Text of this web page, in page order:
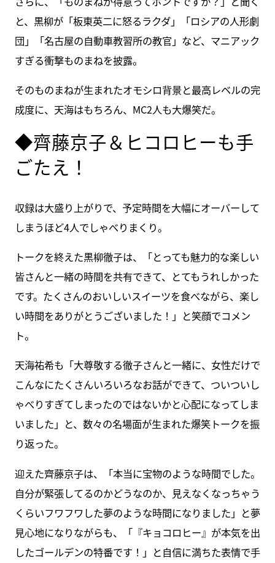
と、黒柳が「板東英二に怒るラクダ」「ロシアの人形劇
団」「名古屋の自動車教習所の教官」など、マニアック
すぎる衝撃ものまねを披露。
そのものまねが生まれたオモシロ背景と最高レベルの完
成度に、天海はもちろん、MC2人も大爆笑だ。
◆齊藤京子＆ヒコロヒーも手
ごたえ！
収録は大盛り上がりで、予定時間を大幅にオーバーして
しまうほど4人でしゃべりまくり。
トークを終えた黒柳徹子は、「とっても魅力的な楽しい
皆さんと一緒の時間を共有できて、とてもうれしかった
です。たくさんのおいしいスイーツを食べながら、楽し
い時間をありがとうございました！」と笑顔でコメン
ト。
天海祐希も「大尊敬する徹子さんと一緒に、女性だけで
こんなにたくさんいろいろなお話ができて、ついついし
ゃべりすぎてしまったのではないかと心配になってしま
いました」と、数々の名場面が生まれた爆笑トークを振
り返った。
迎えた齊藤京子は、「本当に宝物のような時間でした。
自分が緊張してるのかどうなのか、見えなくなっちゃう
くらいフワフワした夢のような時間になりました」と夢
見心地になりながらも、「『キョコロヒー』が本気を出
したゴールデンの特番です！」と自信に満ちた表情で手